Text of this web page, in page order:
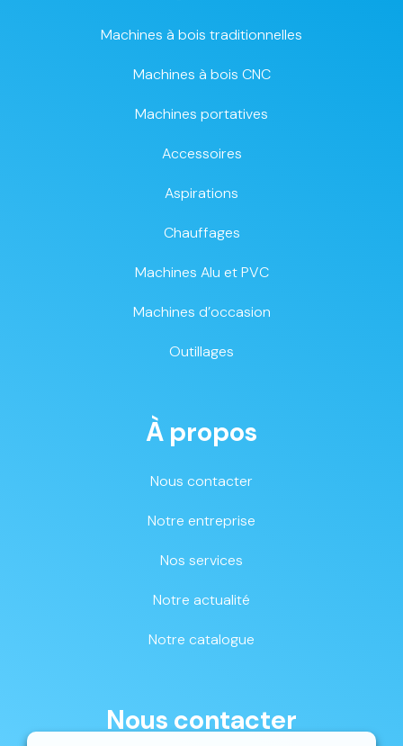
Machines à bois traditionnelles
Machines à bois CNC
Machines portatives
Accessoires
Aspirations
Chauffages
Machines Alu et PVC
Machines d’occasion
Outillages
À propos
Nous contacter
Notre entreprise
Nos services
Notre actualité
Notre catalogue
Nous contacter